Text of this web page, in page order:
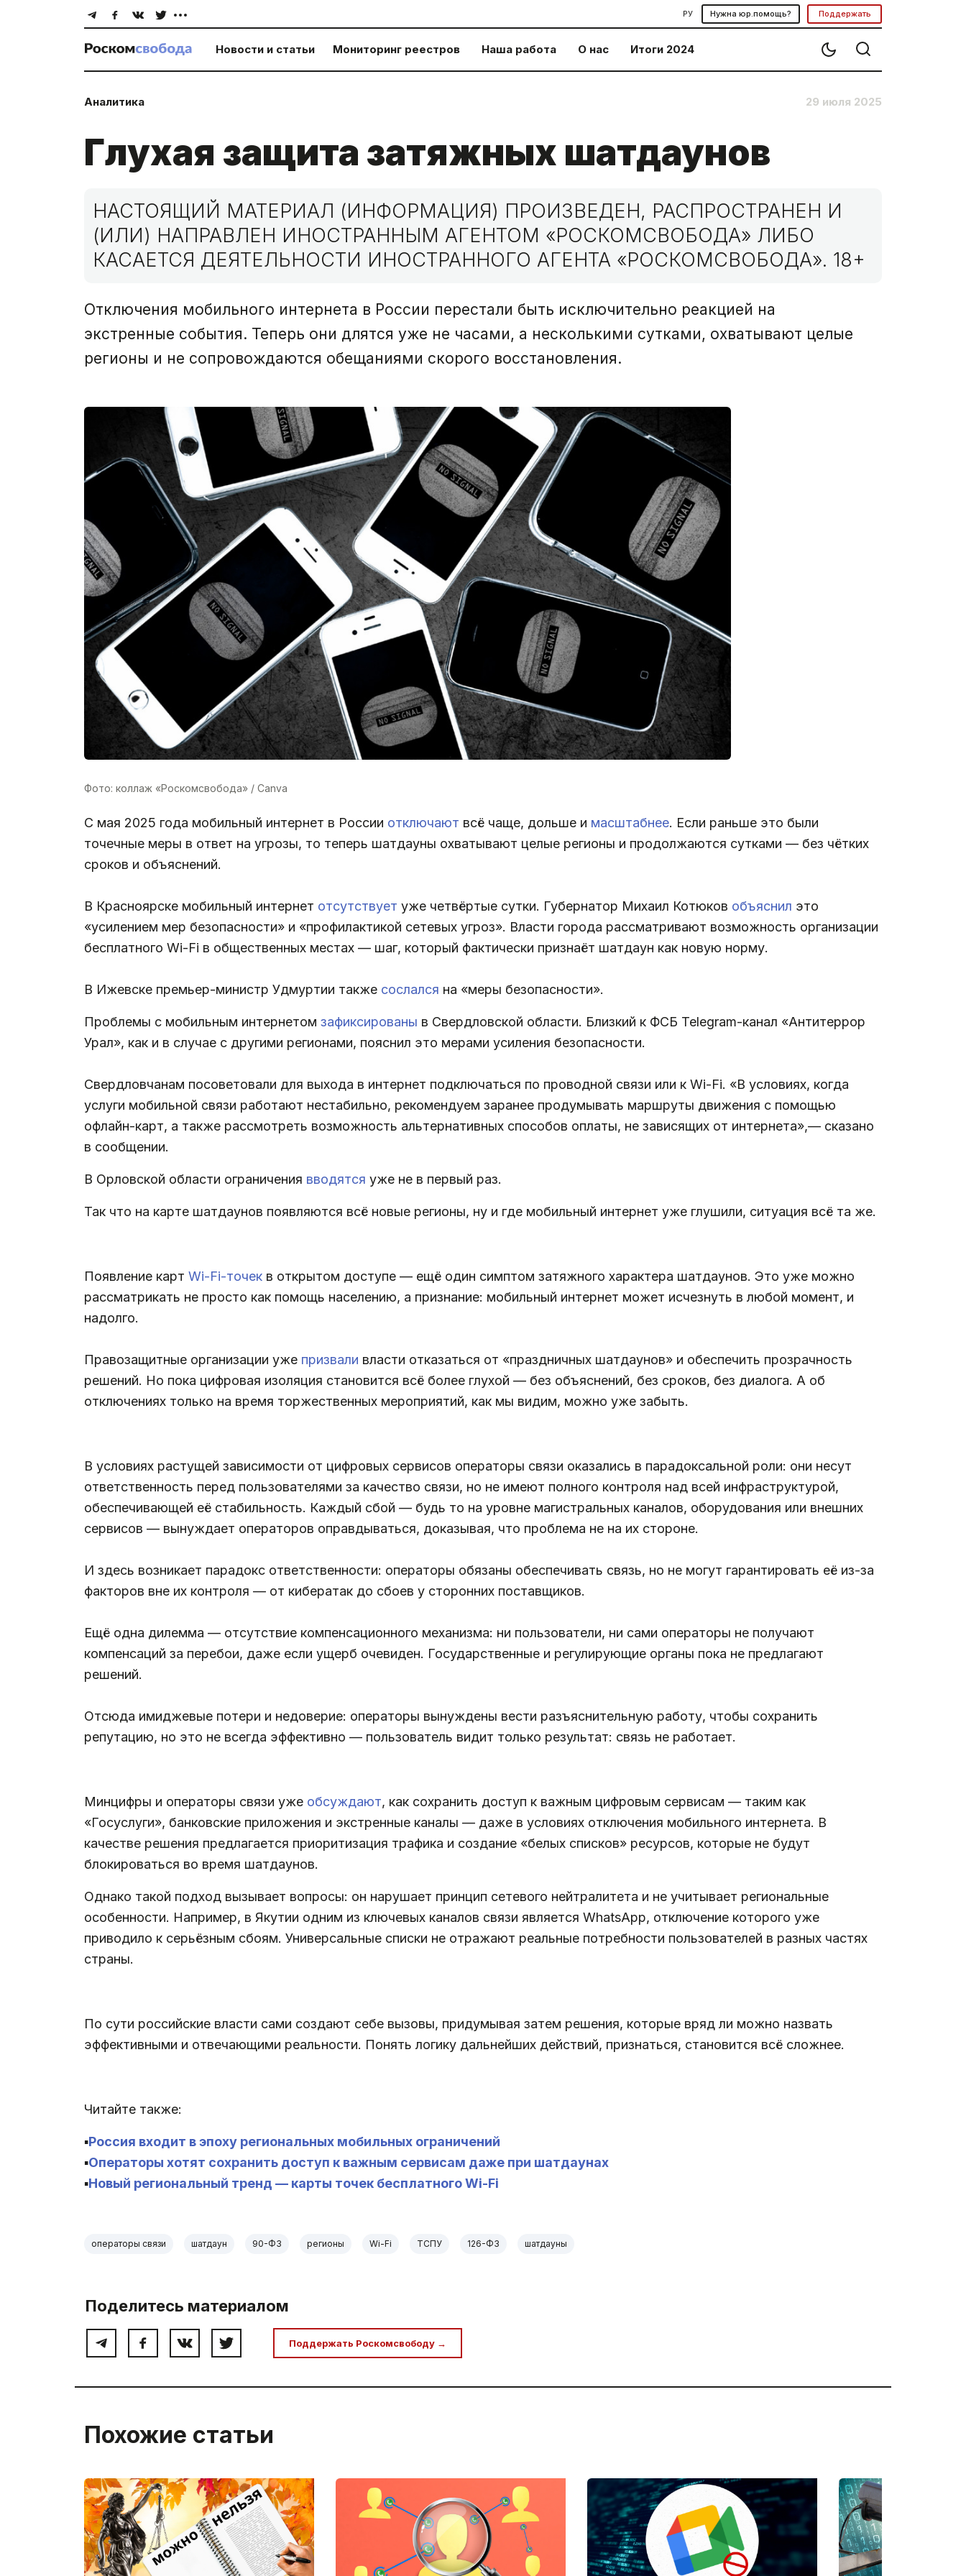
РУ Нужна юр.помощь? Поддержать
Новости и статьи Мониторинг реестров Наша работа О нас Итоги 2024
Аналитика 29 июля 2025
Глухая защита затяжных шатдаунов
НАСТОЯЩИЙ МАТЕРИАЛ (ИНФОРМАЦИЯ) ПРОИЗВЕДЕН, РАСПРОСТРАНЕН И
(ИЛИ) НАПРАВЛЕН ИНОСТРАННЫМ АГЕНТОМ «РОСКОМСВОБОДА» ЛИБО
КАСАЕТСЯ ДЕЯТЕЛЬНОСТИ ИНОСТРАННОГО АГЕНТА «РОСКОМСВОБОДА». 18+
Отключения мобильного интернета в России перестали быть исключительно реакцией на
экстренные события. Теперь они длятся уже не часами, а несколькими сутками, охватывают целые
регионы и не сопровождаются обещаниями скорого восстановления.
Фото: коллаж «Роскомсвобода» / Canva
С мая 2025 года мобильный интернет в России отключают всё чаще, дольше и масштабнее. Если раньше это были
точечные меры в ответ на угрозы, то теперь шатдауны охватывают целые регионы и продолжаются сутками — без чётких
сроков и объяснений.
В Красноярске мобильный интернет отсутствует уже четвёртые сутки. Губернатор Михаил Котюков объяснил это
«усилением мер безопасности» и «профилактикой сетевых угроз». Власти города рассматривают возможность организации
бесплатного Wi-Fi в общественных местах — шаг, который фактически признаёт шатдаун как новую норму.
В Ижевске премьер-министр Удмуртии также сослался на «меры безопасности».
Проблемы с мобильным интернетом зафиксированы в Свердловской области. Близкий к ФСБ Telegram-канал «Антитеррор
Урал», как и в случае с другими регионами, пояснил это мерами усиления безопасности.
Свердловчанам посоветовали для выхода в интернет подключаться по проводной связи или к Wi-Fi. «В условиях, когда
услуги мобильной связи работают нестабильно, рекомендуем заранее продумывать маршруты движения с помощью
офлайн-карт, а также рассмотреть возможность альтернативных способов оплаты, не зависящих от интернета»,— сказано
в сообщении.
В Орловской области ограничения вводятся уже не в первый раз.
Так что на карте шатдаунов появляются всё новые регионы, ну и где мобильный интернет уже глушили, ситуация всё та же.
Появление карт Wi-Fi-точек в открытом доступе — ещё один симптом затяжного характера шатдаунов. Это уже можно
рассматрикать не просто как помощь населению, а признание: мобильный интернет может исчезнуть в любой момент, и
надолго.
Правозащитные организации уже призвали власти отказаться от «праздничных шатдаунов» и обеспечить прозрачность
решений. Но пока цифровая изоляция становится всё более глухой — без объяснений, без сроков, без диалога. А об
отключениях только на время торжественных мероприятий, как мы видим, можно уже забыть.
В условиях растущей зависимости от цифровых сервисов операторы связи оказались в парадоксальной роли: они несут
ответственность перед пользователями за качество связи, но не имеют полного контроля над всей инфраструктурой,
обеспечивающей её стабильность. Каждый сбой — будь то на уровне магистральных каналов, оборудования или внешних
сервисов — вынуждает операторов оправдываться, доказывая, что проблема не на их стороне.
И здесь возникает парадокс ответственности: операторы обязаны обеспечивать связь, но не могут гарантировать её из-за
факторов вне их контроля — от кибератак до сбоев у сторонних поставщиков.
Ещё одна дилемма — отсутствие компенсационного механизма: ни пользователи, ни сами операторы не получают
компенсаций за перебои, даже если ущерб очевиден. Государственные и регулирующие органы пока не предлагают
решений.
Отсюда имиджевые потери и недоверие: операторы вынуждены вести разъяснительную работу, чтобы сохранить
репутацию, но это не всегда эффективно — пользователь видит только результат: связь не работает.
Минцифры и операторы связи уже обсуждают, как сохранить доступ к важным цифровым сервисам — таким как
«Госуслуги», банковские приложения и экстренные каналы — даже в условиях отключения мобильного интернета. В
качестве решения предлагается приоритизация трафика и создание «белых списков» ресурсов, которые не будут
блокироваться во время шатдаунов.
Однако такой подход вызывает вопросы: он нарушает принцип сетевого нейтралитета и не учитывает региональные
особенности. Например, в Якутии одним из ключевых каналов связи является WhatsApp, отключение которого уже
приводило к серьёзным сбоям. Универсальные списки не отражают реальные потребности пользователей в разных частях
страны.
По сути российские власти сами создают себе вызовы, придумывая затем решения, которые вряд ли можно назвать
эффективными и отвечающими реальности. Понять логику дальнейших действий, признаться, становится всё сложнее.
Читайте также:
▪️Россия входит в эпоху региональных мобильных ограничений
▪️Операторы хотят сохранить доступ к важным сервисам даже при шатдаунах
▪️Новый региональный тренд — карты точек бесплатного Wi-Fi
операторы связи шатдаун 90-ФЗ регионы Wi-Fi ТСПУ 126-ФЗ шатдауны
Поделитесь материалом
Поддержать Роскомсвободу →
Похожие статьи